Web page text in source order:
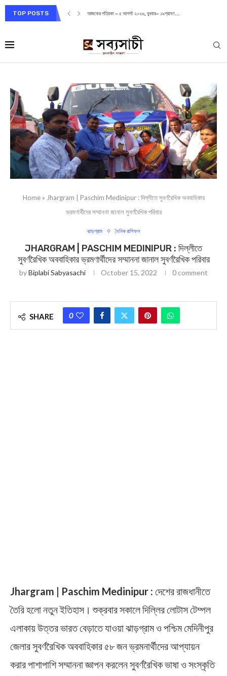
TOP POSTS আজকের পত্রিকা – ৫ আগস্ট ২০২৬, বুধবার– ১৯শ্রাবণ...
Home» Jhargram | Paschim Medinipur : দিল্লীতে সুবর্ণরৈখিক অববাহিকার
ভ্রমণার্থীদের সম্মাননা জানাল সুবর্ণরৈখিক পরিবার
ঝাড়গ্রাম দৈনিক রাশিফল
JHARGRAM | PASCHIM MEDINIPUR : দিল্লীতে
সুবর্ণরৈখিক অববাহিকার ভ্রমণার্থীদের সম্মাননা জানাল সুবর্ণরৈখিক পরিবার
byBiplabi Sabyasachi October 15, 2022 0 comment
SHARE 0
Jhargram | Paschim Medinipur : দেশের রাজধানীতে
তৈরি হলো নতুন ইতিহাস। শুক্রবার সকালে দিল্লির লোটাস টেম্পল
এলাকায় উত্তর ভারত বেড়াতে যাওয়া ঝাড়গ্রাম ও পশ্চিম মেদিনীপুর
জেলার সুবর্ণরৈখিক অববাহিকার ৫৮ জন ভ্রমনার্থীদের আপ্যায়ন
করার পাশাপাশি সম্মাননা জ্ঞাপন করলেন সুবর্ণরৈখিক ভাষা ও সংস্কৃতি